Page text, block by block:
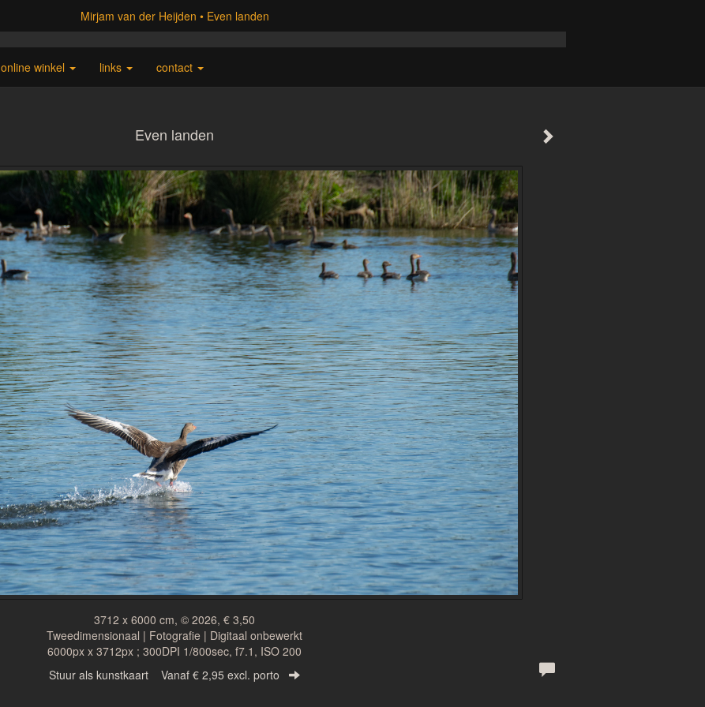
Mirjam van der Heijden Even landen
online winkel links contact
Even landen
3712 x 6000 cm, © 2026, € 3,50
Tweedimensionaal | Fotografie | Digitaal onbewerkt
6000px x 3712px ; 300DPI 1/800sec, f7.1, ISO 200
Stuur als kunstkaart Vanaf € 2,95 excl. porto